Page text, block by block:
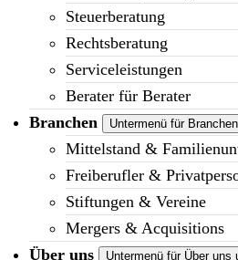
Steuerberatung
Rechtsberatung
Serviceleistungen
Berater für Berater
Branchen
Untermenü für
Mittelstand &
Freiberufler &
Stiftungen & Vereine
Mergers & Acquisitions
Über uns
Untermenü für Über uns